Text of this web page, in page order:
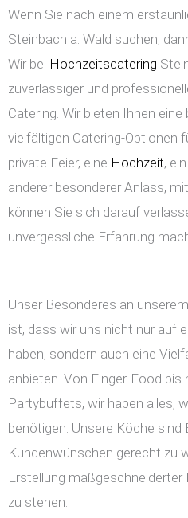
Wenn Sie nach einem
Steinbach a. Wald suchen,
Wir bei Hochzeitscatering
zuverlässiger und
Catering. Wir bieten Ihnen
vielfältigen Catering-Optionen
private Feier, eine Hochzeit,
anderer besonderer Anlass,
können Sie sich darauf
unvergessliche Erfahrung
Unser Besonderes an unserem
ist, dass wir uns nicht nur auf
haben, sondern auch eine
anbieten. Von Finger-Food
Partybuffets, wir haben alles,
benötigen. Unsere Köche sind
Kundenwünschen gerecht zu
Erstellung
zu stehen.